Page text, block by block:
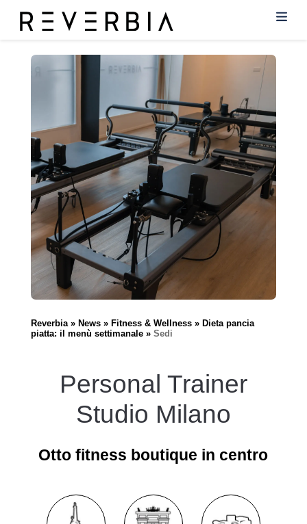
Reverbia News Fitness & Wellness
Dieta pancia
piatta: il menù settimanale
Sedi
Personal Trainer
Studio Milano
Otto fitness boutique in centro